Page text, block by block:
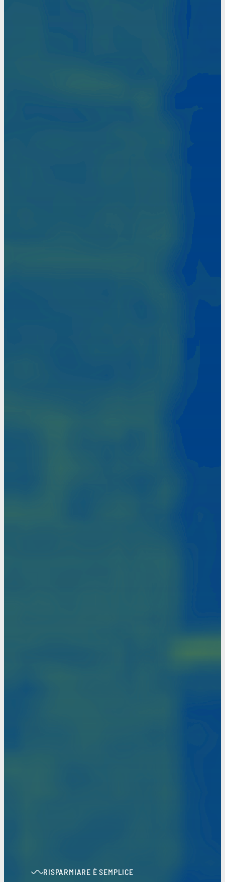
RISPARMIARE È SEMPLICE